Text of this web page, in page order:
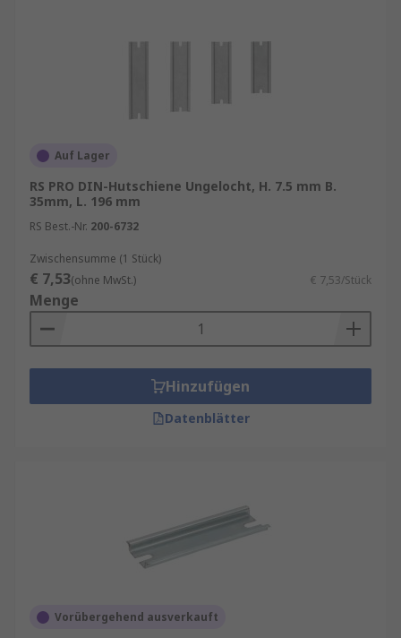
Auf Lager
RS PRO DIN-Hutschiene Ungelocht, H. 7.5 mm B.
35mm, L. 196 mm
RS Best.-Nr. 200-6732
Zwischensumme (1 Stück)
€ 7,53(ohne MwSt.) € 7,53/Stück
Menge
Hinzufügen
Datenblätter
Vorübergehend ausverkauft